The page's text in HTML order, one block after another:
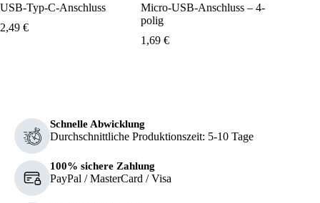
USB-Typ-C-Anschluss
2,49 €
Micro-USB-Anschluss – 4-
polig
1,69€
Schnelle Abwicklung
Durchschnittliche Produktionszeit: 5-10 Tage
100% sichere Zahlung
PayPal / MasterCard / Visa